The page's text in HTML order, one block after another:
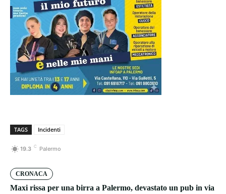
TAGS Incidenti
19.3 C Palermo
CRONACA
Maxi rissa per una birra a Palermo, devastato un pub in via